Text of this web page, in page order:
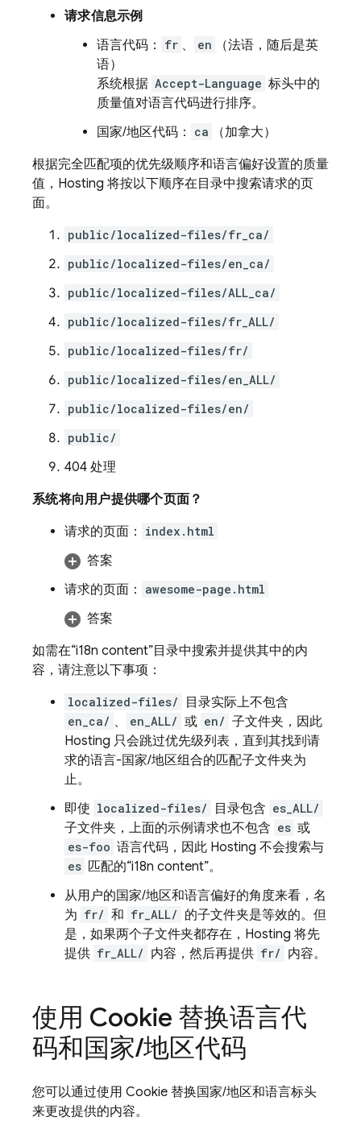
请求信息示例
语言代码：
fr 、 en
（法语，随后是英
语）
系统根据 Accept-Language 标头中的
质量值对语言代码进行排序。
国家/地区代码：
ca
（加拿大）
根据完全匹配项的优先级顺序和语言偏好设置的质量
值， Hosting 将按以下顺序在目录中搜索请求的页
面。
public/localized-files/fr_ca/
public/localized-files/en_ca/
public/localized-files/ALL_ca/
public/localized-files/fr_ALL/
public/localized-files/fr/
public/localized-files/en_ALL/
public/localized-files/en/
public/
404 处理
系统将向用户提供哪个页面？
请求的页面：
index.html
答案
请求的页面：
awesome-page.html
答案
如需在“i18n content”目录中搜索并提供其中的内
容，请注意以下事项：
localized-files/ 目录实际上不包含
en_ca/ 、 en_ALL/ 或 en/ 子文件夹，因此
Hosting 只会跳过优先级列表，直到其找到请
求的语言-国家/地区组合的匹配子文件夹为
止。
即使 localized-files/ 目录包含 es_ALL/
子文件夹，上面的示例请求也不包含 es 或
es-foo 语言代码，因此 Hosting 不会搜索与
es 匹配的“i18n content”。
从用户的国家/地区和语言偏好的角度来看，名
为 fr/ 和 fr_ALL/ 的子文件夹是等效的。但
是，如果两个子文件夹都存在， Hosting 将先
提供 fr_ALL/ 内容，然后再提供 fr/ 内容。
使用 Cookie 替换语言代
码和国家/地区代码
您可以通过使用 Cookie 替换国家/地区和语言标头
来更改提供的内容。